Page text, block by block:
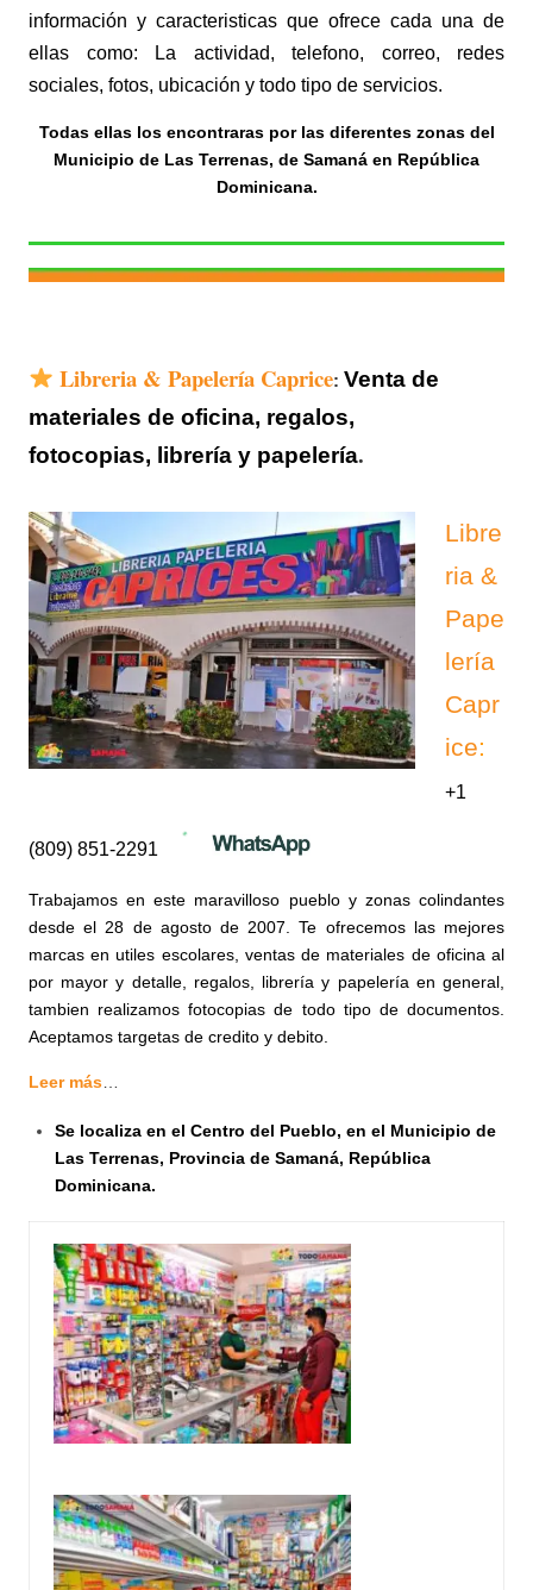
información y caracteristicas que ofrece cada una de
ellas como: La actividad, telefono, correo, redes
sociales, fotos, ubicación y todo tipo de servicios.
Todas ellas los encontraras por las diferentes zonas del
Municipio de Las Terrenas, de Samaná en República
Dominicana.
Libreria & Papelería Caprice:Venta de
materiales de oficina, regalos,
fotocopias, librería y papelería.
Libre
ria &
Pape
lería
Capr
ice:
+1
(809) 851-2291
Trabajamos en este maravilloso pueblo y zonas colindantes
desde el 28 de agosto de 2007.Te ofrecemos las mejores
marcas en utiles escolares, ventas de materiales de oficina al
por mayor y detalle, regalos, librería y papelería en general,
tambien realizamos fotocopias de todo tipo de documentos.
Aceptamos targetas de credito y debito.
Leer más
Se localiza en el Centro del Pueblo, en el Municipio de
Las Terrenas, Provincia de Samaná, República
Dominicana.